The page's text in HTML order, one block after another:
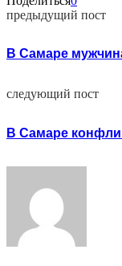
предыдущий пост
В Самаре
следующий пост
В Самаре